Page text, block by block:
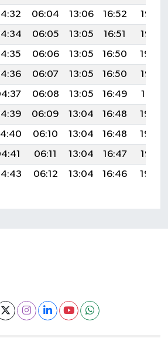
06:04 13:06 16:52
19:57
06:05 13:05 16:51
19:55
06:06 13:05 16:50
19:54
06:07 13:05 16:50
19:53
06:08 13:05 16:49
19:51
06:09 13:04 16:48
19:50
06:10 13:04 16:48
19:48
06:11 13:04 16:47
19:47
06:12 13:04 16:46 19:46